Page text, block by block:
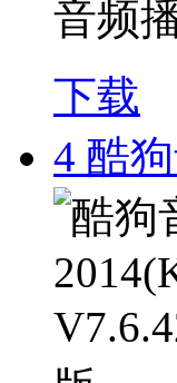
音频
下载
4 酷